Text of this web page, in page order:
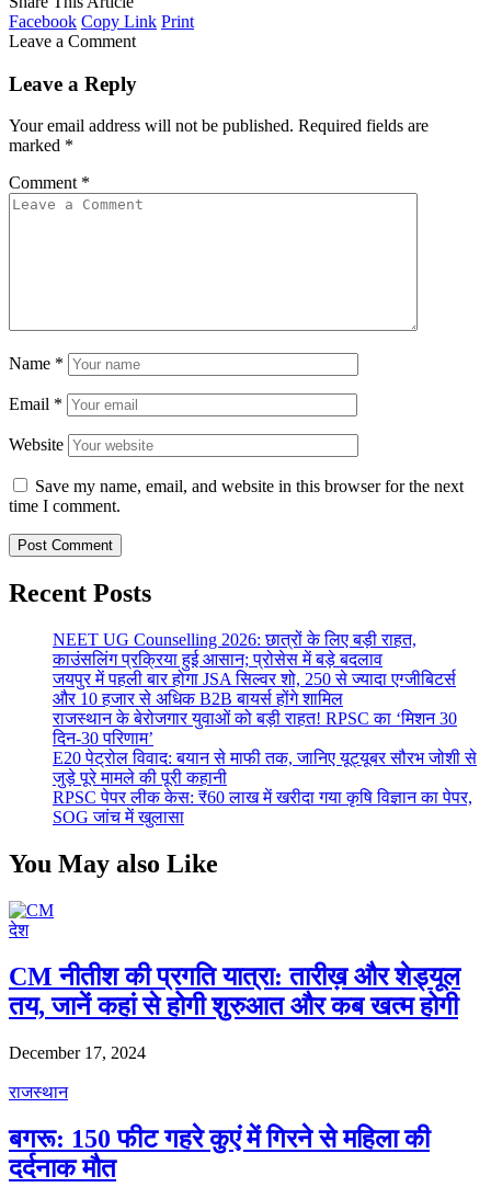
Facebook Copy Link Print
Leave a Comment
Leave a Reply
Your email address will not be published. Required fields are
marked *
Comment *
Name *
Email *
Website
Save my name, email, and website in this browser for the next
time I comment.
Recent Posts
NEET UG Counselling 2026: छात्रों के लिए बड़ी राहत,
काउंसलिंग प्रक्रिया हुई आसान; प्रोसेस में बड़े बदलाव
जयपुर में पहली बार होगा JSA सिल्वर शो, 250 से ज्यादा एग्जीबिटर्स
और 10 हजार से अधिक B2B बायर्स होंगे शामिल
राजस्थान के बेरोजगार युवाओं को बड़ी राहत! RPSC का ‘मिशन 30
दिन-30 परिणाम’
E20 पेट्रोल विवाद: बयान से माफी तक, जानिए यूट्यूबर सौरभ जोशी से
जुड़े पूरे मामले की पूरी कहानी
RPSC पेपर लीक केस: ₹60 लाख में खरीदा गया कृषि विज्ञान का पेपर,
SOG जांच में खुलासा
You May also Like
देश
CM नीतीश की प्रगति यात्रा: तारीख़ और शेड्यूल
तय, जानें कहां से होगी शुरुआत और कब खत्म होगी
December 17, 2024
राजस्थान
बगरू: 150 फीट गहरे कुएं में गिरने से महिला की
दर्दनाक मौत